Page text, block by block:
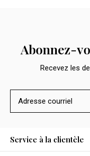
Abonnez-
Recevez les
Service à la clientèle